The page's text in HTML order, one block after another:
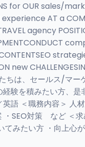
for OUR sales/
AT a
agency
new
ちは、セールス/マ
験を積みたい方、
語 ＜職務内容＞
SEO対策 など ＜
みたい方 ・向上心